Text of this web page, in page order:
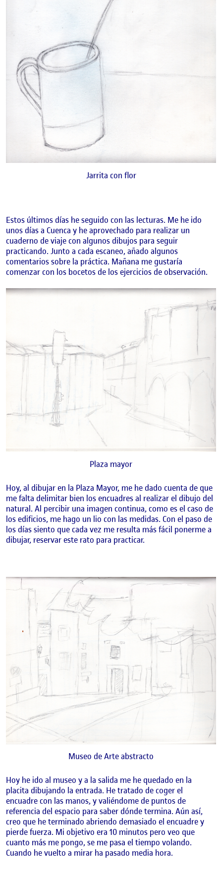
Jarrita con flor
Estos últimos días he seguido con las lecturas. Me he ido
unos días a Cuenca y he aprovechado para realizar un
cuaderno de viaje con algunos dibujos para seguir
practicando. Junto a cada escaneo, añado algunos
comentarios sobre la práctica. Mañana me gustaría
comenzar con los bocetos de los ejercicios de observación.
Plaza mayor
Hoy, al dibujar en la Plaza Mayor, me he dado cuenta de que
me falta delimitar bien los encuadres al realizar el dibujo del
natural. Al percibir una imagen continua, como es el caso de
los edificios, me hago un lio con las medidas. Con el paso de
los días siento que cada vez me resulta más fácil ponerme a
dibujar, reservar este rato para practicar.
Museo de Arte abstracto
Hoy he ido al museo y a la salida me he quedado en la
placita dibujando la entrada. He tratado de coger el
encuadre con las manos, y valiéndome de puntos de
referencia del espacio para saber dónde termina. Aún así,
creo que he terminado abriendo demasiado el encuadre y
pierde fuerza. Mi objetivo era 10 minutos pero veo que
cuanto más me pongo, se me pasa el tiempo volando.
Cuando he vuelto a mirar ha pasado media hora.